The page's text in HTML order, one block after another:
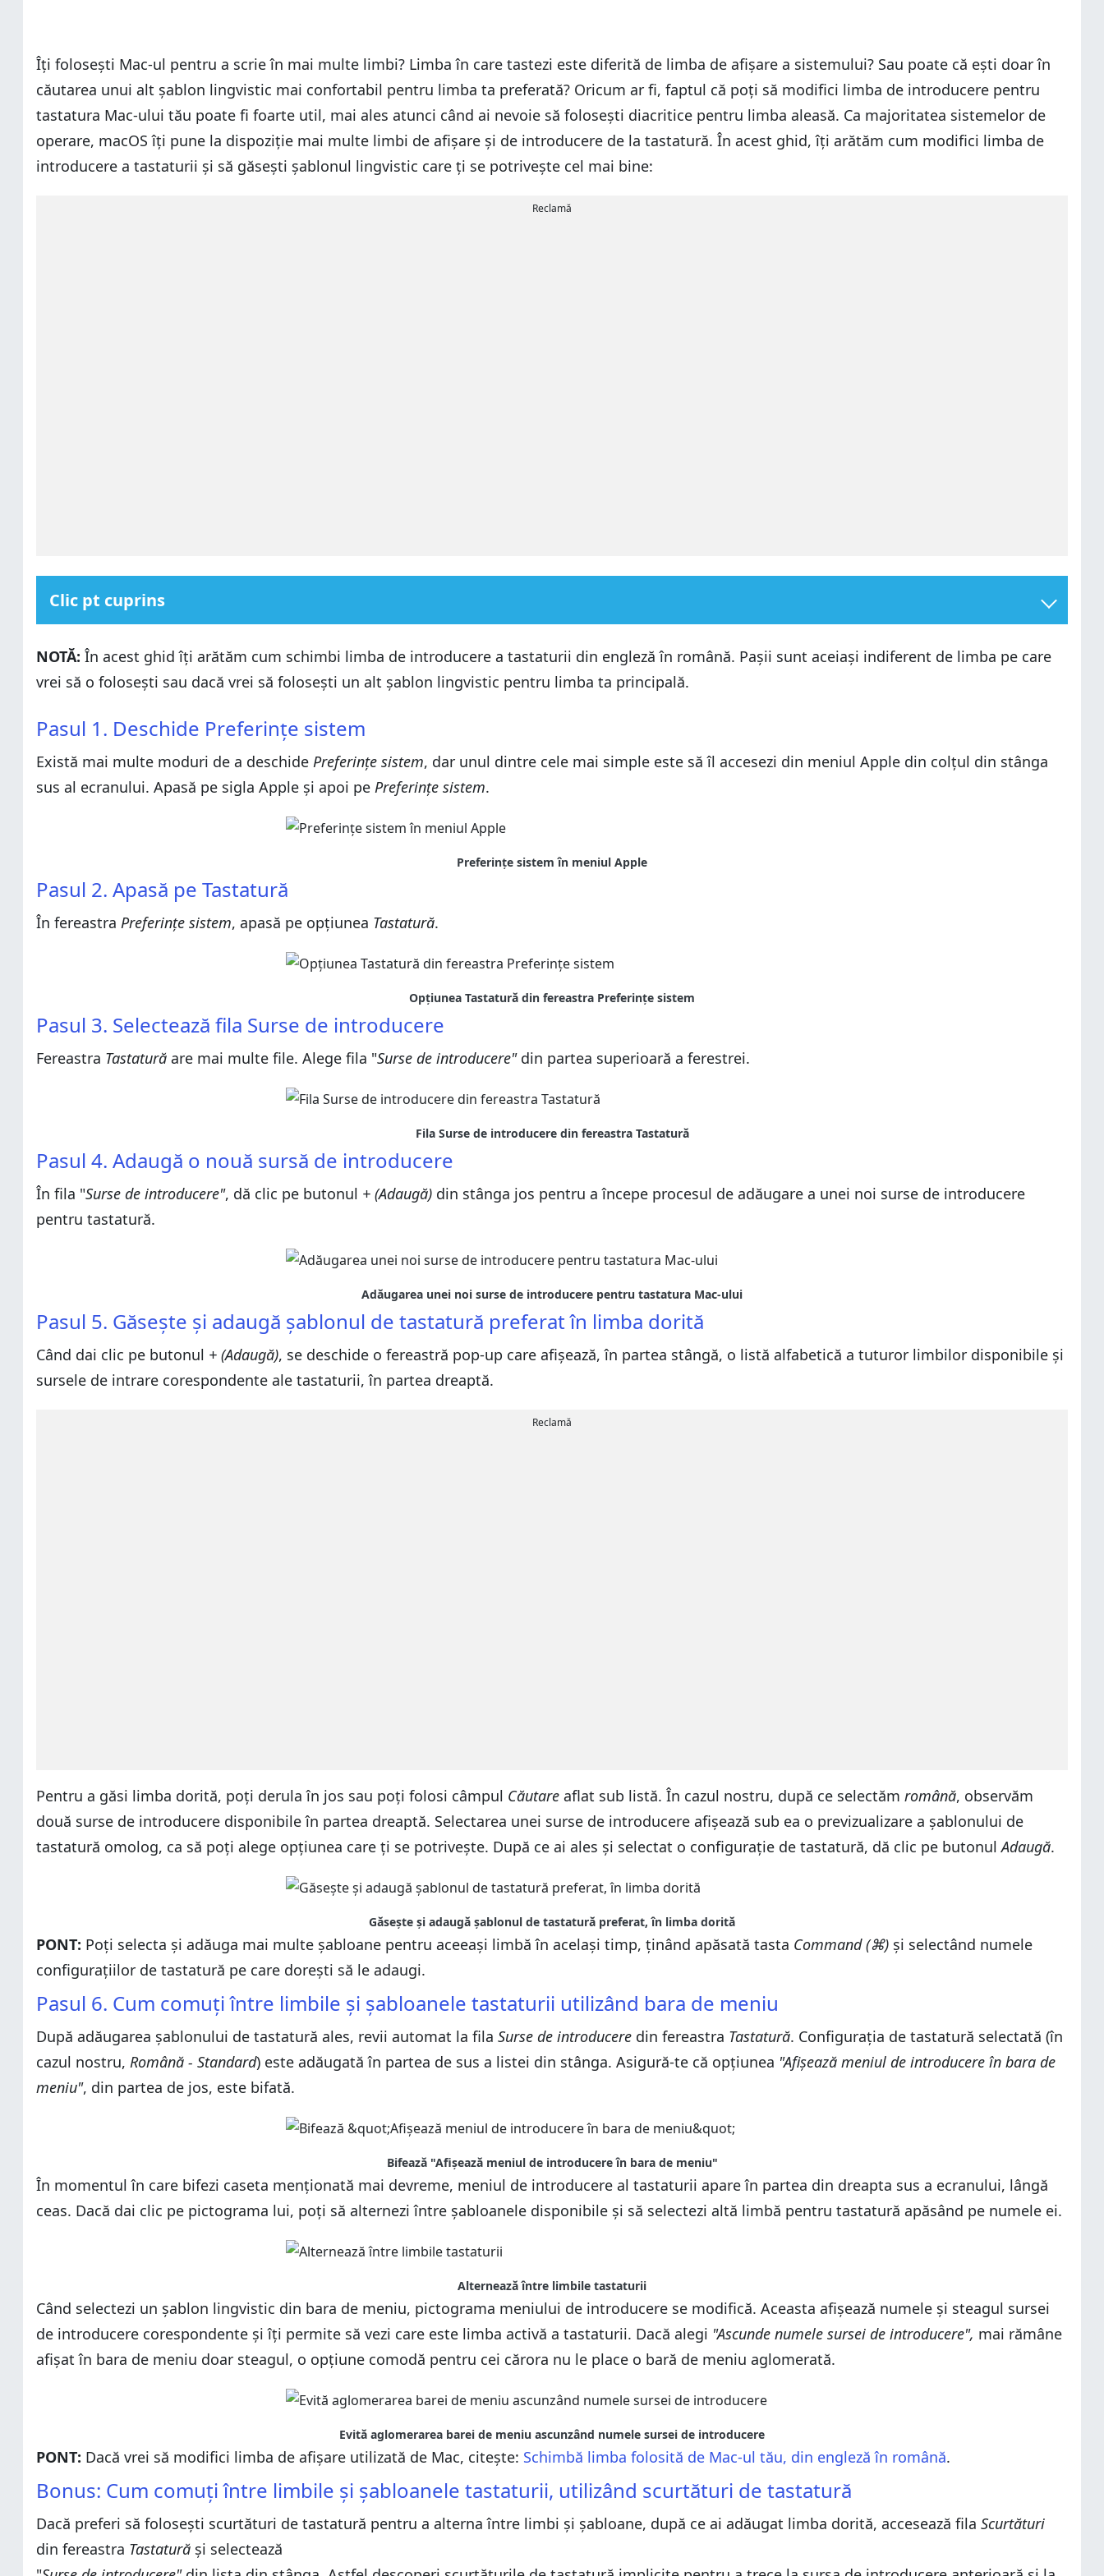
Îți folosești Mac-ul pentru a scrie în mai multe limbi? Limba în care tastezi este diferită de limba de afișare a sistemului? Sau poate că ești doar în
căutarea unui alt șablon lingvistic mai confortabil pentru limba ta preferată? Oricum ar fi, faptul că poți să modifici limba de introducere pentru
tastatura Mac-ului tău poate fi foarte util, mai ales atunci când ai nevoie să folosești diacritice pentru limba aleasă. Ca majoritatea sistemelor de
operare, macOS îți pune la dispoziție mai multe limbi de afișare și de introducere de la tastatură. În acest ghid, îți arătăm cum modifici limba de
introducere a tastaturii și să găsești șablonul lingvistic care ți se potrivește cel mai bine:
Reclamă
Clic pt cuprins
Pasul 2. Apasă pe Tastatură
Pasul 3. Selectează fila Surse de introducere
Pasul 5. Găsește și adaugă șablonul de tastatură preferat în limba dorită
Pasul 6. Cum comuți între limbile și șabloanele tastaturii utilizând bara de meniu
Bonus: Cum comuți între limbile și șabloanele tastaturii, utilizând scurtături de tastatură
NOTĂ: În acest ghid îți arătăm cum schimbi limba de introducere a tastaturii din engleză în română. Pașii sunt aceiași indiferent de limba pe care
vrei să o folosești sau dacă vrei să folosești un alt șablon lingvistic pentru limba ta principală.
Pasul 2. Apasă pe Tastatură
Pasul 3. Selectează fila Surse de introducere
Pasul 4. Adaugă o nouă sursă de introducere
Pasul 6. Cum comuți între limbile și șabloanele tastaturii utilizând bara de meniu
Bonus: Cum comuți între limbile și șabloanele tastaturii, utilizând scurtături de tastatură
În ce limbi tastezi pe Mac-ul tău?
Pasul 1. Deschide Preferințe sistem
Există mai multe moduri de a deschide Preferințe sistem, dar unul dintre cele mai simple este să îl accesezi din meniul Apple din colțul din stânga
sus al ecranului. Apasă pe sigla Apple și apoi pe Preferințe sistem.
Preferințe sistem în meniul Apple
Pasul 2. Apasă pe Tastatură
În fereastra Preferințe sistem, apasă pe opțiunea Tastatură.
Opțiunea Tastatură din fereastra Preferințe sistem
Pasul 3. Selectează fila Surse de introducere
Fereastra Tastatură are mai multe file. Alege fila "Surse de introducere"din partea superioară a ferestrei.
Fila Surse de introducere din fereastra Tastatură
Pasul 4. Adaugă o nouă sursă de introducere
În fila "Surse de introducere", dă clic pe butonul + (Adaugă) din stânga jos pentru a începe procesul de adăugare a unei noi surse de introducere
pentru tastatură.
Adăugarea unei noi surse de introducere pentru tastatura Mac-ului
Pasul 5. Găsește și adaugă șablonul de tastatură preferat în limba dorită
Când dai clic pe butonul + (Adaugă), se deschide o fereastră pop-up care afișează, în partea stângă, o listă alfabetică a tuturor limbilor disponibile și
sursele de intrare corespondente ale tastaturii, în partea dreaptă.
Reclamă
Pentru a găsi limba dorită, poți derula în jos sau poți folosi câmpul Căutare aflat sub listă. În cazul nostru, după ce selectăm română, observăm
două surse de introducere disponibile în partea dreaptă. Selectarea unei surse de introducere afișează sub ea o previzualizare a șablonului de
tastatură omolog, ca să poți alege opțiunea care ți se potrivește. După ce ai ales și selectat o configurație de tastatură, dă clic pe butonulAdaugă.
Găsește și adaugă șablonul de tastatură preferat, în limba dorită
PONT: Poți selecta și adăuga mai multe șabloane pentru aceeași limbă în același timp, ținând apăsată tasta Command (⌘) și selectând numele
configurațiilor de tastatură pe care dorești să le adaugi.
Pasul 6. Cum comuți între limbile și șabloanele tastaturii utilizând bara de meniu
După adăugarea șablonului de tastatură ales, revii automat la fila Surse de introducere din fereastra Tastatură. Configurația de tastatură selectată (în
cazul nostru, Română - Standard) este adăugată în partea de sus a listei din stânga. Asigură-te că opțiunea "Afișează meniul de introducere în bara de
meniu", din partea de jos, este bifată.
Bifează "Afișează meniul de introducere în bara de meniu"
În momentul în care bifezi caseta menționată mai devreme, meniul de introducere al tastaturii apare în partea din dreapta sus a ecranului, lângă
ceas. Dacă dai clic pe pictograma lui, poți să alternezi între șabloanele disponibile și să selectezi altă limbă pentru tastatură apăsând pe numele ei.
Alternează între limbile tastaturii
Când selectezi un șablon lingvistic din bara de meniu, pictograma meniului de introducere se modifică. Aceasta afișează numele și steagul sursei
de introducere corespondente și îți permite să vezi care este limba activă a tastaturii. Dacă alegi "Ascunde numele sursei de introducere", mai rămâne
afișat în bara de meniu doar steagul, o opțiune comodă pentru cei cărora nu le place o bară de meniu aglomerată.
Evită aglomerarea barei de meniu ascunzând numele sursei de introducere
PONT: Dacă vrei să modifici limba de afișare utilizată de Mac, citește: Schimbă limba folosită de Mac-ul tău, din engleză în română.
Bonus: Cum comuți între limbile și șabloanele tastaturii, utilizând scurtături de tastatură
Dacă preferi să folosești scurtături de tastatură pentru a alterna între limbi și șabloane, după ce ai adăugat limba dorită, accesează fila Scurtături
din fereastra Tastatură și selectează